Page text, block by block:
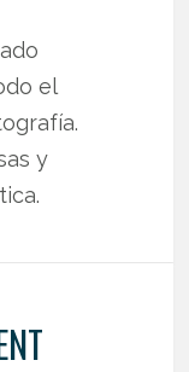
el
y